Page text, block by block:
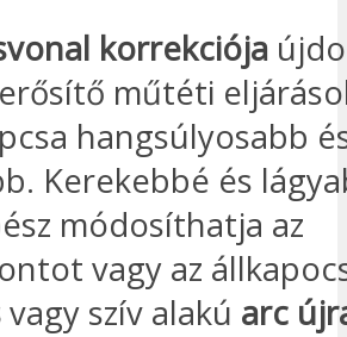
korrekciója
műtéti
hangsúlyosabb
Kerekebbé és
módosíthatja az
vagy az
vagy szív alakú arc